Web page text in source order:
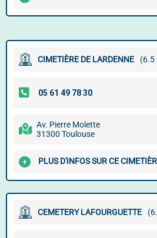
CIMETIÈRE DE LARDENNE (6.5
Av. Pierre Molette
31300 Toulouse
PLUS D'INFOS SUR CE
CEMETERY LAFOURGUETTE